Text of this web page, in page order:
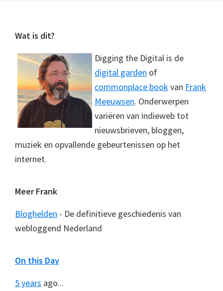
Footer
Wat is dit?
Digging the Digital is de
digital garden of
commonplace bookvan Frank
Meeuwsen. Onderwerpen
variëren van indieweb tot
nieuwsbrieven, bloggen,
muziek en opvallende gebeurtenissen op het
internet.
Meer Frank
Bloghelden - De definitieve geschiedenis van
webloggend Nederland
On this Day
5 years ago...